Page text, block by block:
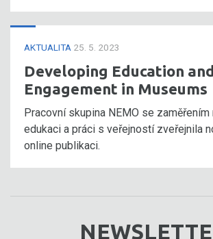
AKTUALITA 25. 5. 2023
Developing Education
Engagement in Museums
Pracovní skupina NEMO se zaměřením
edukaci a práci s veřejností zveřejnila
online publikaci.